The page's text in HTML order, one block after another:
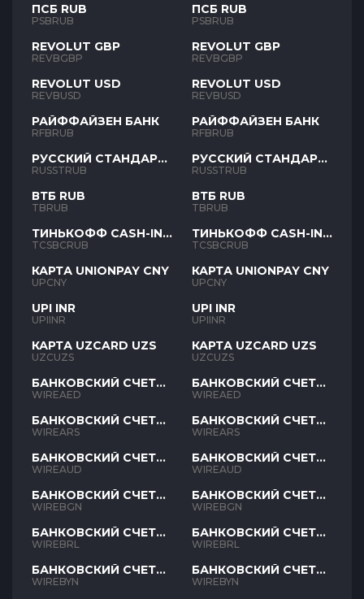
ПСБ RUB
PSBRUB
REVOLUT GBP
REVBGBP
REVOLUT USD
REVBUSD
РАЙФФАЙЗЕН БАНК
RFBRUB
РУССКИЙ СТАНДАРТ
RUB
RUSSTRUB
ВТБ RUB
TBRUB
ТИНЬКОФФ CASH-IN
RUB
TCSBCRUB
КАРТА UNIONPAY CNY
UPCNY
UPI INR
UPIINR
КАРТА UZCARD UZS
UZCUZS
БАНКОВСКИЙ СЧЕТ
AED
WIREAED
БАНКОВСКИЙ СЧЕТ
ARS
WIREARS
БАНКОВСКИЙ СЧЕТ
AUD
WIREAUD
БАНКОВСКИЙ СЧЕТ
BGN
WIREBGN
БАНКОВСКИЙ СЧЕТ
BRL
WIREBRL
БАНКОВСКИЙ СЧЕТ
BYN
WIREBYN
ПСБ RUB
PSBRUB
REVOLUT GBP
REVBGBP
REVOLUT USD
REVBUSD
РАЙФФАЙЗЕН БАНК
RFBRUB
РУССКИЙ СТАНДАРТ
RUB
RUSSTRUB
ВТБ RUB
TBRUB
ТИНЬКОФФ CASH-IN
RUB
TCSBCRUB
КАРТА UNIONPAY CNY
UPCNY
UPI INR
UPIINR
КАРТА UZCARD UZS
UZCUZS
БАНКОВСКИЙ СЧЕТ
AED
WIREAED
БАНКОВСКИЙ СЧЕТ
ARS
WIREARS
БАНКОВСКИЙ СЧЕТ
AUD
WIREAUD
БАНКОВСКИЙ СЧЕТ
BGN
WIREBGN
БАНКОВСКИЙ СЧЕТ
BRL
WIREBRL
БАНКОВСКИЙ СЧЕТ
BYN
WIREBYN